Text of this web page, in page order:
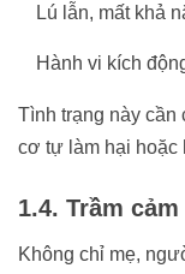
Lú lẫn, mất khả
Hành vi kích
Tình trạng này cần
cơ tự làm hại hoặc
1.4. Trầm
Không chỉ mẹ,